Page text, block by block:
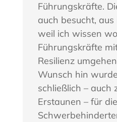
Führungskräfte.
auch besucht, aus
weil ich wissen
Führungskräfte
Resilienz
Wunsch hin
schließlich – auch
Erstaunen – für die